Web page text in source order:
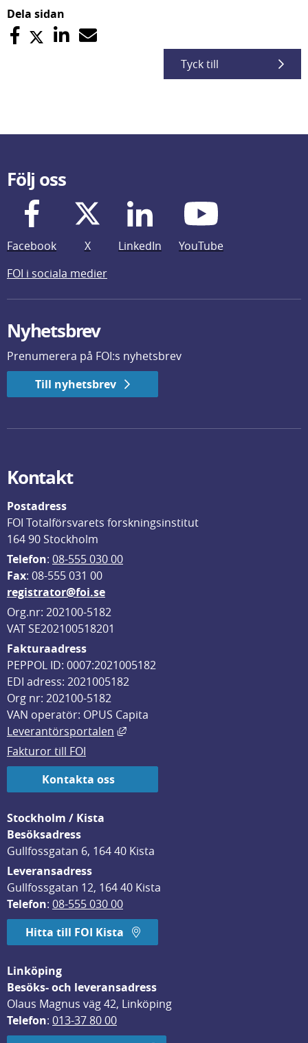
Dela sidan
Tyck till
Följ oss
Facebook X LinkedIn
YouTube
FOI i sociala medier
Nyhetsbrev
Prenumerera på FOI:s nyhetsbrev
Till nyhetsbrev
Kontakt
Postadress
FOI Totalförsvarets forskningsinstitut
164 90 Stockholm
Telefon: 08-555 030 00
Fax: 08-555 031 00
registrator@foi.se
Org.nr: 202100-5182
VAT SE202100518201
Fakturaadress
PEPPOL ID: 0007:2021005182
EDI adress: 2021005182
Org nr: 202100-5182
VAN operatör: OPUS Capita
Leverantörsportalen
Länk till annan webbplats, öppnas
Fakturor till FOI
Kontakta oss
Stockholm / Kista
Besöksadress
Gullfossgatan 6, 164 40 Kista
Leveransadress
Gullfossgatan 12, 164 40 Kista
Telefon: 08-555 030 00
Hitta till FOI Kista
Linköping
Besöks- och leveransadress
Olaus Magnus väg 42, Linköping
Telefon: 013-37 80 00